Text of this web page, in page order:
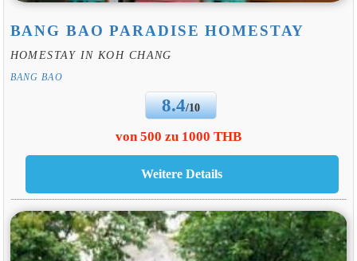
BANG BAO PARADISE HOMESTAY
HOMESTAY IN KOH CHANG
BANG BAO
8.4/10
von 500 zu 1000 THB